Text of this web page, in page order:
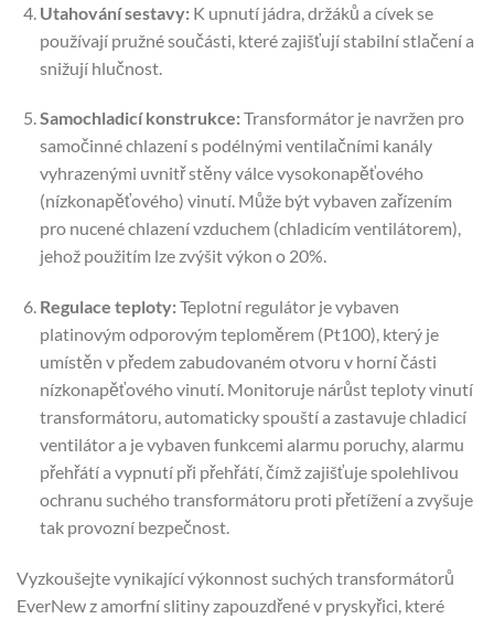
Utahování sestavy:K upnutí jádra, držáků a cívek se
používají pružné součásti, které zajišťují stabilní stlačení a
snižují hlučnost.
Samochladicí konstrukce:Transformátor je navržen pro
samočinné chlazení s podélnými ventilačními kanály
vyhrazenými uvnitř stěny válce vysokonapěťového
(nízkonapěťového) vinutí. Může být vybaven zařízením
pro nucené chlazení vzduchem (chladicím ventilátorem),
jehož použitím lze zvýšit výkon o 20%.
Regulace teploty:Teplotní regulátor je vybaven
platinovým odporovým teploměrem (Pt100), který je
umístěn v předem zabudovaném otvoru v horní části
nízkonapěťového vinutí. Monitoruje nárůst teploty vinutí
transformátoru, automaticky spouští a zastavuje chladicí
ventilátor a je vybaven funkcemi alarmu poruchy, alarmu
přehřátí a vypnutí při přehřátí, čímž zajišťuje spolehlivou
ochranu suchého transformátoru proti přetížení a zvyšuje
tak provozní bezpečnost.
Vyzkoušejte vynikající výkonnost suchých transformátorů
EverNew z amorfní slitiny zapouzdřené v pryskyřici, které